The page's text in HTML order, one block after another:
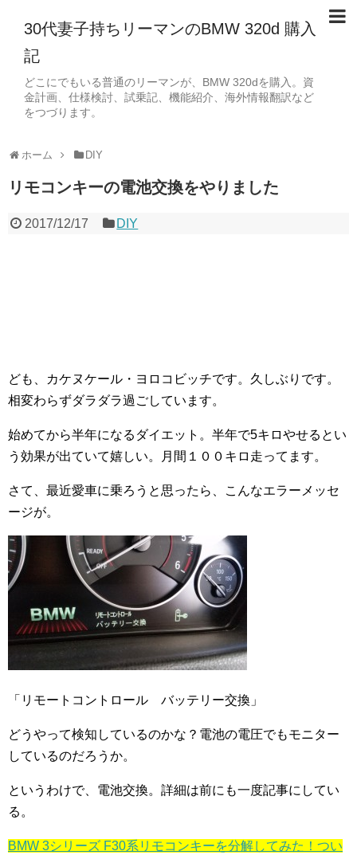
30代妻子持ちリーマンのBMW 320d 購入
記
どこにでもいる普通のリーマンが、BMW 320dを購入。資
金計画、仕様検討、試乗記、機能紹介、海外情報翻訳など
をつづります。
ホーム DIY
リモコンキーの電池交換をやりました
2017/12/17 DIY
ども、カケヌケール・ヨロコビッチです。久しぶりです。
相変わらずダラダラ過ごしています。
始めてから半年になるダイエット。半年で5キロやせるとい
う効果が出ていて嬉しい。月間１００キロ走ってます。
さて、最近愛車に乗ろうと思ったら、こんなエラーメッセ
ージが。
「リモートコントロール バッテリー交換」
どうやって検知しているのかな？電池の電圧でもモニター
しているのだろうか。
というわけで、電池交換。詳細は前にも一度記事にしてい
る。
BMW 3シリーズ F30系リモコンキーを分解してみた！つい